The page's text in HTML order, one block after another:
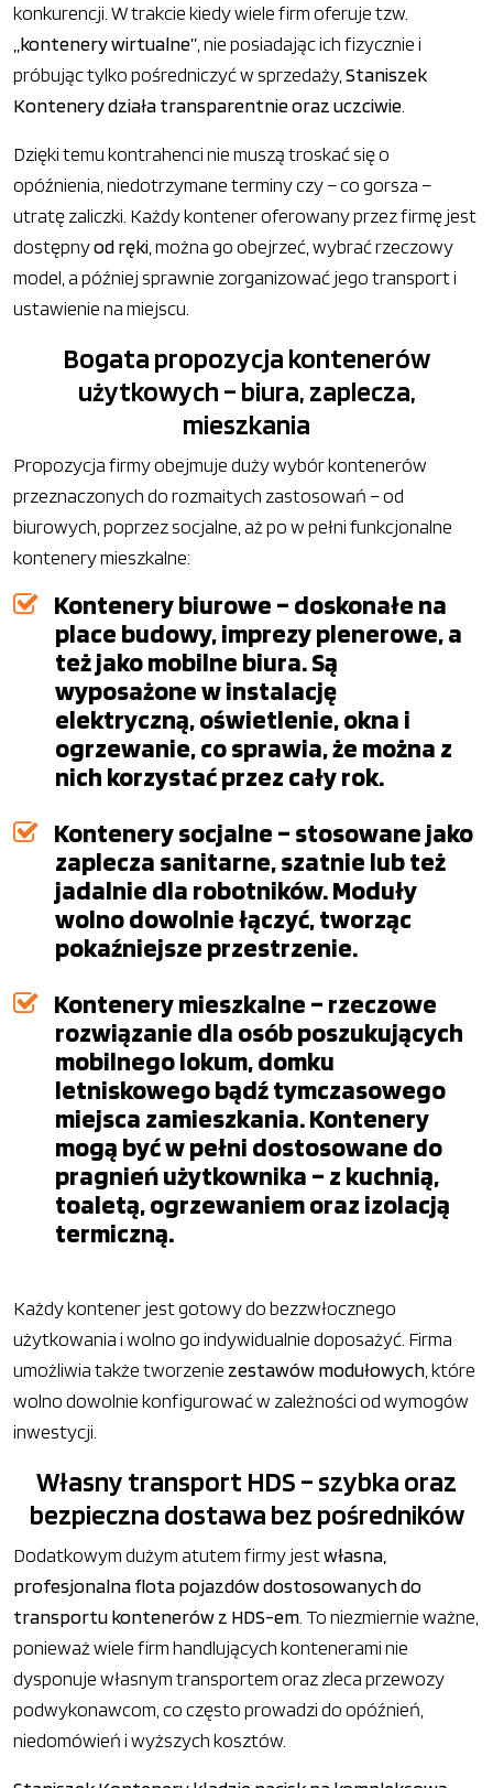
konkurencji. W trakcie kiedy wiele firm oferuje tzw.
„kontenery wirtualne”, nie posiadając ich fizycznie i
próbując tylko pośredniczyć w sprzedaży,Staniszek
Kontenery działa transparentnie oraz uczciwie.
Dzięki temu kontrahenci nie muszą troskać się o
opóźnienia, niedotrzymane terminy czy – co gorsza –
utratę zaliczki. Każdy kontener oferowany przez firmę jest
dostępnyod ręki, można go obejrzeć, wybrać rzeczowy
model, a później sprawnie zorganizować jego transport i
ustawienie na miejscu.
Bogata propozycja kontenerów
użytkowych – biura, zaplecza,
mieszkania
Propozycja firmy obejmuje duży wybór kontenerów
przeznaczonych do rozmaitych zastosowań – od
biurowych, poprzez socjalne, aż po w pełni funkcjonalne
kontenery mieszkalne:
Kontenery biurowe – doskonałe na
place budowy, imprezy plenerowe, a
też jako mobilne biura. Są
wyposażone w instalację
elektryczną, oświetlenie, okna i
ogrzewanie, co sprawia, że można z
nich korzystać przez cały rok.
Kontenery socjalne – stosowane jako
zaplecza sanitarne, szatnie lub też
jadalnie dla robotników. Moduły
wolno dowolnie łączyć, tworząc
pokaźniejsze przestrzenie.
Kontenery mieszkalne – rzeczowe
rozwiązanie dla osób poszukujących
mobilnego lokum, domku
letniskowego bądź tymczasowego
miejsca zamieszkania. Kontenery
mogą być w pełni dostosowane do
pragnień użytkownika – z kuchnią,
toaletą, ogrzewaniem oraz izolacją
termiczną.
Każdy kontener jest gotowy do bezzwłocznego
użytkowania i wolno go indywidualnie doposażyć. Firma
umożliwia także tworzenie zestawów modułowych, które
wolno dowolnie konfigurować w zależności od wymogów
inwestycji.
Własny transport HDS – szybka oraz
bezpieczna dostawa bez pośredników
Dodatkowym dużym atutem firmy jestwłasna,
profesjonalna flota pojazdów dostosowanych do
transportu kontenerów z HDS-em. To niezmiernie ważne,
ponieważ wiele firm handlujących kontenerami nie
dysponuje własnym transportem oraz zleca przewozy
podwykonawcom, co często prowadzi do opóźnień,
niedomówień i wyższych kosztów.